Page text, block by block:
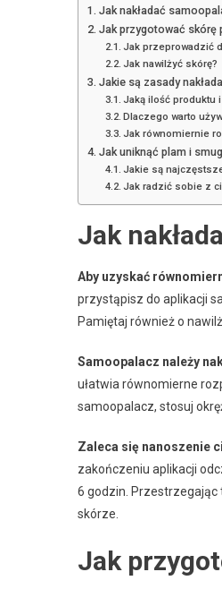
Jak nakładać
Jak przygotować skórę
Jak przeprowadzić
Jak nawilżyć skórę?
Jakie są zasady
Jaką ilość produktu
Dlaczego warto
Jak równomiernie
Jak uniknąć plam i
Jakie są
Jak radzić sobie z
Jak
Aby uzyskać
przystąpisz do aplikacji
Pamiętaj również o
Samoopalacz należy
ułatwia równomierne
samoopalacz, stosuj
Zaleca się nanoszenie
zakończeniu aplikacji
6 godzin. Przestrzegając
skórze.
Jak